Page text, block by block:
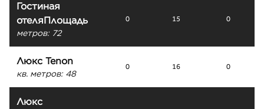
Гостиная
отеляПлощадь
метров: 72
0 15 0
Люкс Tenon
кв. метров: 48
0 16 0
Люкс